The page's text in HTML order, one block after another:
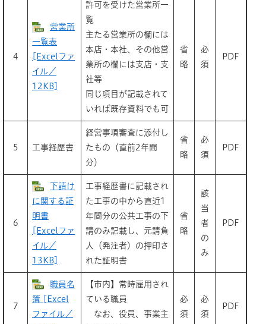
4
営業所
一覧表
[Excelファ
イル／
12KB]
許可を受けた営業所一
覧
主たる営業所の欄には
本店・本社、その他営
業所の欄には支店・支
社等
同じ項目が記載されて
いれば既存資料でも可
省
略
必
須
PDF
5 工事経歴書
経営事項審査に添付し
たもの（直前2年間
分）
省
略
必
須
PDF
6
下請け
に関する証
明書
[Excelファ
イル／
13KB]
工事経歴書に記載され
た工事の中から直近1
年間分の公共工事の下
請のみ記載し、元請負
人（発注者）の押印さ
れた証明書
省
略
該
当
者
の
み
PDF
7
職員名
簿 [Excel
ファイル／
【市内】常時雇用され
ている職員
なお、役員、事業主
必
須
必
須
PDF